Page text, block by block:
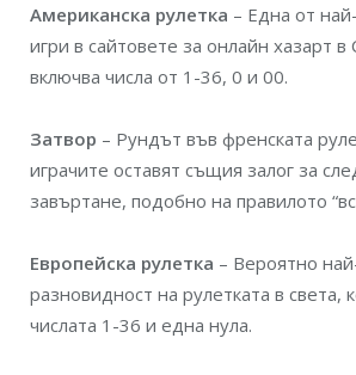
Американска рулетка – Една от
игри в сайтовете за онлайн хазарт
включва числа от 1-36, 0 и 00.
Затвор – Рундът във френската
играчите оставят същия залог за
завъртане, подобно на правилото
Европейска рулетка – Вероятно
разновидност на рулетката в света,
числата 1-36 и една нула.